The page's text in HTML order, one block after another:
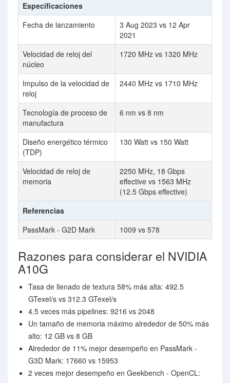
Especificaciones
Fecha de lanzamiento
3 Aug 2023 vs 12 Apr
2021
Velocidad de reloj del
núcleo
1720 MHz vs 1320 MHz
Impulso de la velocidad de
reloj
2440 MHz vs 1710 MHz
Tecnología de proceso de
manufactura
6 nm vs 8 nm
Diseño energético térmico
(TDP)
130 Watt vs 150 Watt
Velocidad de reloj de
memoria
2250 MHz, 18 Gbps
effective vs 1563 MHz
(12.5 Gbps effective)
Referencias
PassMark - G2D Mark
1009 vs 578
Razones para considerar el NVIDIA
A10G
Tasa de llenado de textura 58% más alta: 492.5
GTexel/s vs 312.3 GTexel/s
4.5 veces más pipelines: 9216 vs 2048
Un tamaño de memoria máximo alrededor de 50% más
alto: 12 GB vs 8 GB
Alrededor de 11% mejor desempeño en PassMark -
G3D Mark: 17660 vs 15953
2 veces mejor desempeño en Geekbench - OpenCL: